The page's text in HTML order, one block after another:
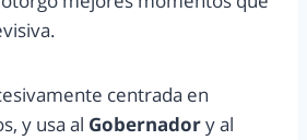
centrada en
y usa al Gobernadory al